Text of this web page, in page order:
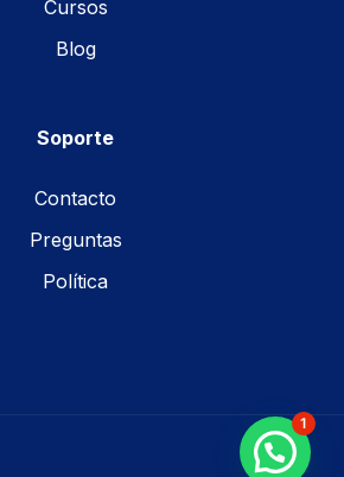
Cursos
Blog
Soporte
Contacto
Preguntas
Política
1